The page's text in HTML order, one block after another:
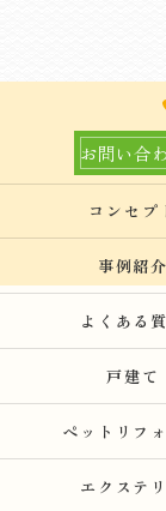
お問い合
コンセプ
事例紹介
よくある
戸建て
ペットリフ
エクステ